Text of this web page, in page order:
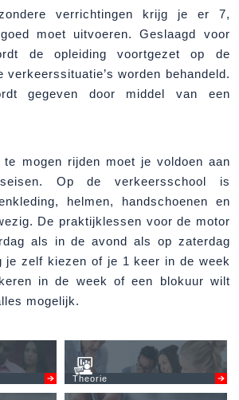
verrichtingen krijg je er 7,
moet uitvoeren. Geslaagd voor
de opleiding voortgezet op de
verkeerssituatie’s worden behandeld.
gegeven door middel van een
mogen rijden moet je voldoen aan
Op de verkeersschool is
helmen, handschoenen en
De praktijklessen voor de motor
als in de avond als op zaterdag
je zelf kiezen of je 1 keer in de week
in de week of een blokuur wilt
mogelijk.
Theorie